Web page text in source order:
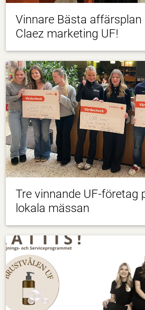
Vinnare Bästa affärsplan
Claez marketing UF!
Tre vinnande UF-företag
lokala mässan